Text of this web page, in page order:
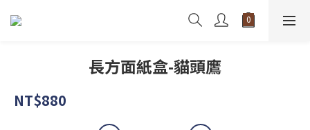
長方面紙盒-貓頭鷹
NT$880